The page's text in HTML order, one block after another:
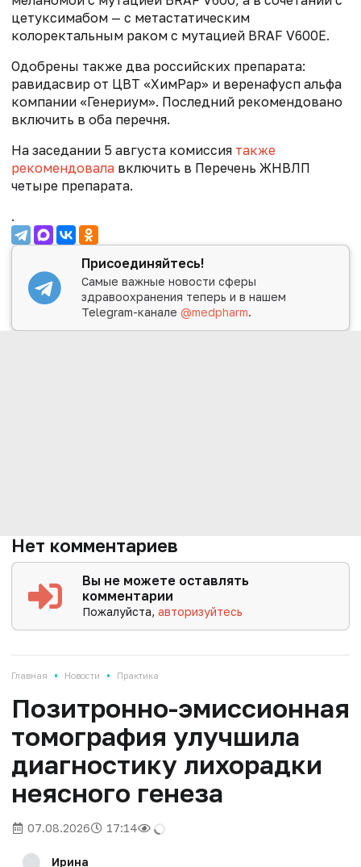
цетуксимабом — с метастатическим
колоректальным раком с мутацией BRAF V600E.
Одобрены также два российских препарата:
равидасвир от ЦВТ «ХимРар» и веренафусп альфа
компании «Генериум». Последний рекомендовано
включить в оба перечня.
На заседании 5 августа комиссия также
рекомендовала включить в Перечень ЖНВЛП
четыре препарата.
.
Присоединяйтесь!
Самые важные новости сферы
здравоохранения теперь и в нашем
Telegram-канале@medpharm.
Нет комментариев
Вы не можете оставлять
комментарии
Пожалуйста,авторизуйтесь
Главная • Новости • Практика
Позитронно-эмиссионная
томография улучшила
диагностику лихорадки
неясного генеза
07.08.2026 17:14
Ирина